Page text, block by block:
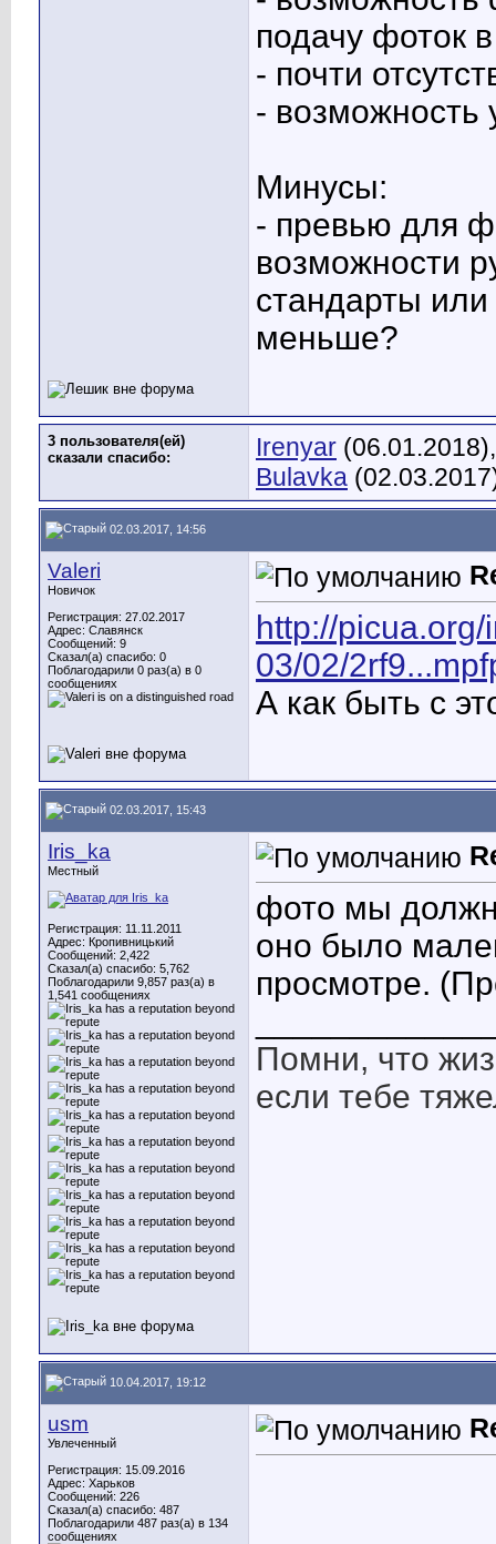
подачу фоток
- почти
- возможность
Минусы:
- превью для
возможности
стандарты
меньше?
3 пользователя(ей)
сказали cпасибо:
Irenyar
Bulavka
02.03.2017, 14:56
Valeri
Новичок
Регистрация: 27.02.2017
Адрес: Славянск
Сообщений: 9
Сказал(а) спасибо: 0
Поблагодарили 0 раз(а) в 0
сообщениях
http://
03/02/
А как быть с
02.03.2017, 15:43
Iris_ka
Местный
Регистрация: 11.11.2011
Адрес: Кропивницький
Сообщений: 2,422
Сказал(а) спасибо: 5,762
Поблагодарили 9,857 раз(а) в
1,541 сообщениях
фото мы
оно было
просмотре.
Помни, что
если тебе
10.04.2017, 19:12
usm
Увлеченный
Регистрация: 15.09.2016
Адрес: Харьков
Сообщений: 226
Сказал(а) спасибо: 487
Поблагодарили 487 раз(а) в 134
сообщениях